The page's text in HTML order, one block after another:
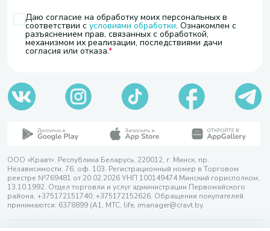
Даю согласие на обработку моих персональных в
соответствии с условиями обработки. Ознакомлен с
разъяснением прав, связанных с обработкой,
механизмом их реализации, последствиями дачи
согласия или отказа.
ООО «Кравт». Республика Беларусь, 220012, г. Минск, пр.
Независимости, 76, оф. 103. Регистрационный номер в Торговом
реестре №769481 от 20.02.2026 УНП 100149474 Минский горисполком,
13.10.1992. Отдел торговли и услуг администрации Первомайского
района, +375172151740; +375172152626. Обращения покупателей
принимаются: 6378899 (А1, МТС, life, imanager@cravt.by.